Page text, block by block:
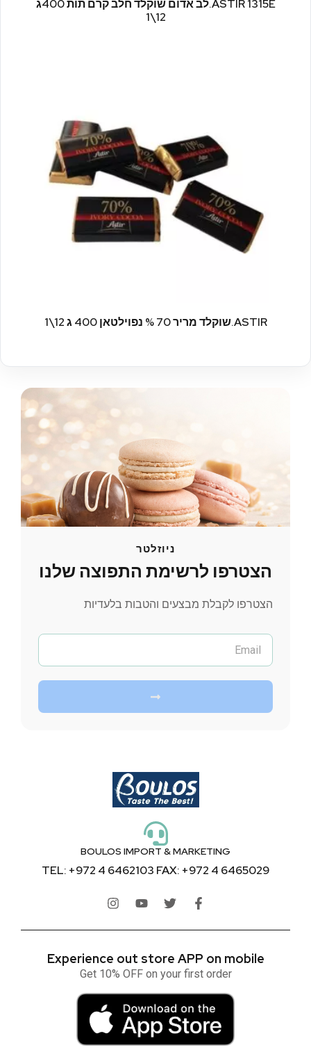
ASTIR 1315E.לב אדום שוקלד חלב קרם תות 400ג
12\1
ASTIR.שוקלד מריר 70 % נפוילטאן 400 ג 12\1
ניוזלטר
הצטרפו לרשימת התפוצה שלנו
הצטרפו לקבלת מבצעים והטבות בלעדיות
BOULOS IMPORT & MARKETING
TEL: +972 4 6462103 FAX: +972 4 6465029
Experience out store APP on mobile
Get 10% OFF on your first order